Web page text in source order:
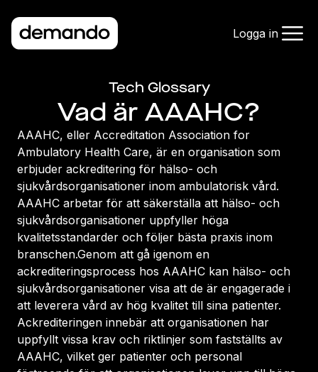
Logga in
Tech Glossary
Vad är AAAHC?
AAAHC, eller Accreditation Association for
Ambulatory Health Care, är en organisation som
erbjuder ackreditering för hälso- och
sjukvårdsorganisationer inom ambulatorisk vård.
AAAHC arbetar för att säkerställa att hälso- och
sjukvårdsorganisationer uppfyller höga
kvalitetsstandarder och följer bästa praxis inom
branschen.Genom att gå igenom en
ackrediteringsprocess hos AAAHC kan hälso- och
sjukvårdsorganisationer visa att de är engagerade i
att leverera vård av hög kvalitet till sina patienter.
Ackrediteringen innebär att organisationen har
uppfyllt vissa krav och riktlinjer som fastställts av
AAAHC, vilket ger patienter och personal